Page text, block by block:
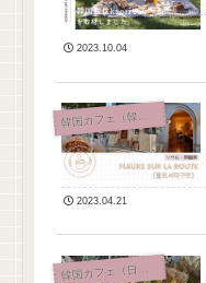
2023.10.04
韓
国カフェ（韓国）
2023.04.21
韓
国カフェ（日本）